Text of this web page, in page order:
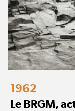
1962
Le BRGM,